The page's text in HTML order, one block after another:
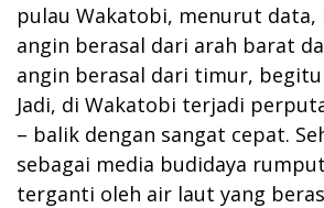
pulau Wakatobi, menurut data,
angin berasal dari arah barat
angin berasal dari timur,
Jadi, di Wakatobi terjadi
– balik dengan sangat cepat.
sebagai media budidaya
terganti oleh air laut yang